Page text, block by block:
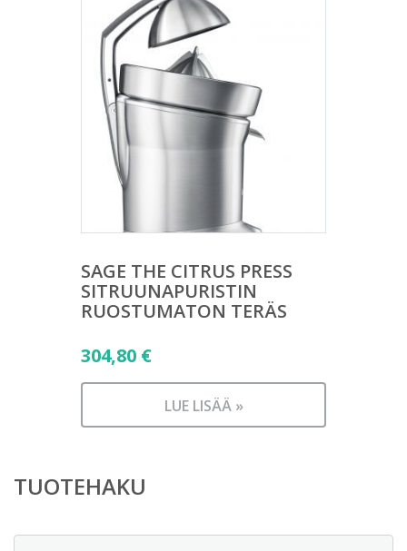
SAGE THE CITRUS PRESS
SITRUUNAPURISTIN
RUOSTUMATON TERÄS
304,80 €
LUE LISÄÄ »
TUOTEHAKU